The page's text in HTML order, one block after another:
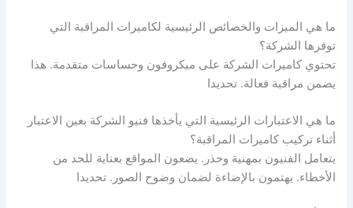
ما هي الميزات والخصائص الرئيسية لكاميرات المراقبة التي
توفرها الشركة؟
تحتوي كاميرات الشركة على ميكروفون وحساسات متقدمة. هذا
يضمن مراقبة فعالة. تحديدا
ما هي الاعتبارات الرئيسية التي يأخذها فنيو الشركة بعين الاعتبار
أثناء تركيب كاميرات المراقبة؟
يتعامل الفنيون بمهنية وحذر. يضعون المواقع بعناية للحد من
الأخطاء. يهتمون بالإضاءة لضمان وضوح الصور. تحديدا